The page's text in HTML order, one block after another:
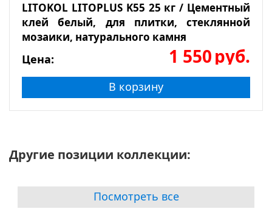
LITOKOL LITOPLUS K55 25 кг / Цементный
клей белый, для плитки, стеклянной
мозаики, натурального камня
Цена: 1 550руб.
В корзину
Другие позиции коллекции:
Посмотреть все